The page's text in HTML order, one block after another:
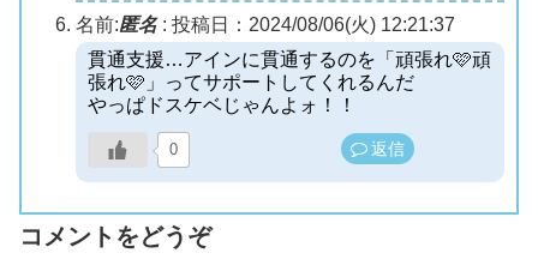
名前:匿名: 投稿日：2024/08/06(火) 12:21:37
貫通支援…アインに貫通するのを「頑張れ🩷頑
張れ🩷」ってサポートしてくれるんだ
やっぱドスケベじゃんよォ！！
0 返信
コメントをどうぞ